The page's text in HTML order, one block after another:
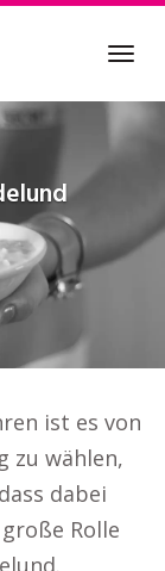
ist es von
zu wählen,
dabei
Rolle